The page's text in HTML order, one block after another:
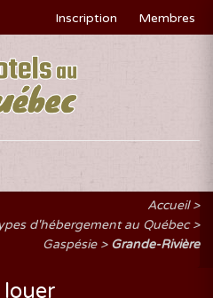
Inscription Membres
Accueil
d'hébergement au Québec
Gaspésie
Grande-Rivière
louer